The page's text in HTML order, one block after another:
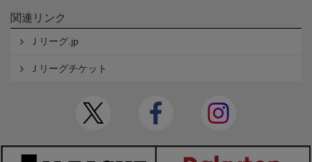
関連リンク
Ｊリーグ.jp
Ｊリーグチケット